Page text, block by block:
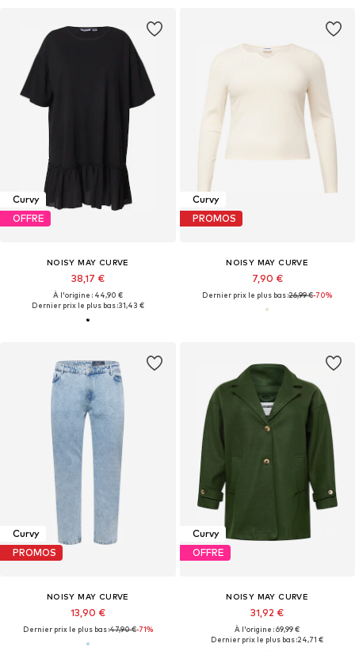
Curvy
OFFRE
NOISY MAY CURVE
38,17 €
À l'origine : 44,90 €
Dernier prix le plus bas :31,43 €
Curvy
PROMOS
NOISY MAY CURVE
7,90 €
Dernier prix le plus bas :26,99 €-70%
Curvy
PROMOS
NOISY MAY CURVE
13,90 €
Dernier prix le plus bas :47,90 €-71%
Curvy
OFFRE
NOISY MAY CURVE
31,92 €
À l'origine : 69,99 €
Dernier prix le plus bas :24,71 €